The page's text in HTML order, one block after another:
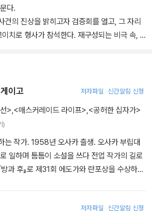
다.
건의 진상을 밝히고자 검증회를 열고, 그 자리
치로 형사가 참석한다. 재구성되는 비극 속, 예
이고 저자파일 신간알림 신청
> <매스커레이드 라이프> <공허한 십자가>
)
는 작가. 1958년 오사카 출생. 오사카 부립대
일하며 틈틈이 소설을 쓰다 전업 작가의 길로
과 후』로 제31회 에도가와 란포상을 수상하며
『나미야 잡화점의 기적』으로 제7회 중앙공
저자파일 신간알림 신청